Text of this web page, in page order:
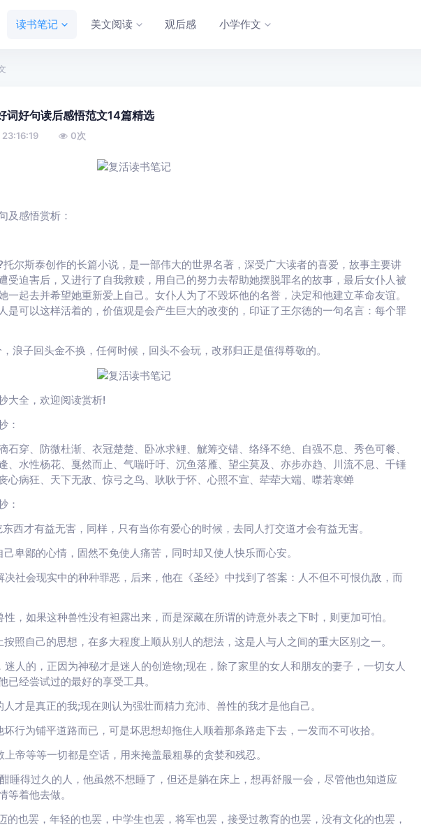
读书笔记 美文阅读 观后感 小学作文
词好句读后感悟范文14篇精选
0次
感悟赏析：
斯泰创作的长篇小说，是一部伟大的世界名著，深受广大读者的喜爱，故事主要讲
受迫害后，又进行了自我救赎，用自己的努力去帮助她摆脱罪名的故事，最后女仆人被
一起去并希望她重新爱上自己。女仆人为了不毁坏他的名誉，决定和他建立革命友谊。
是可以这样活着的，价值观是会产生巨大的改变的，印证了王尔德的一句名言：每个罪
子回头金不换，任何时候，回头不会玩，改邪归正是值得尊敬的。
全，欢迎阅读赏析!
：
穿、防微杜渐、衣冠楚楚、卧冰求鲤、觥筹交错、络绎不绝、自强不息、秀色可餐、
、水性杨花、戛然而止、气喘吁吁、沉鱼落雁、望尘莫及、亦步亦趋、川流不息、千锤
心病狂、天下无敌、惊弓之鸟、耿耿于怀、心照不宣、荦荦大端、噤若寒蝉
：
才有益无害，同样，只有当你有爱心的时候，去同人打交道才会有益无害。
鄙的心情，固然不免使人痛苦，同时却又使人快乐而心安。
会现实中的种种罪恶，后来，他在《圣经》中找到了答案：人不但不可恨仇敌，而
如果这种兽性没有袒露出来，而是深藏在所谓的诗意外表之下时，则更加可怕。
自己的思想，在多大程度上顺从别人的想法，这是人与人之间的重大区别之一。
的，正因为神秘才是迷人的创造物;现在，除了家里的女人和朋友的妻子，一切女人
已经尝试过的最好的享受工具。
是真正的我;现在则认为强壮而精力充沛、兽性的我才是他自己。
为铺平道路而已，可是坏思想却拖住人顺着那条路走下去，一发而不可收拾。
等等一切都是空话，用来掩盖最粗暴的贪婪和残忍。
得过久的人，他虽然不想睡了，但还是躺在床上，想再舒服一会，尽管他也知道应
等着他去做。
也罢，年轻的也罢，中学生也罢，将军也罢，接受过教育的也罢，没有文化的也罢，